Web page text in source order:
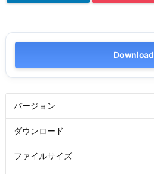
Download
バージョン
ダウンロード
ファイルサイズ